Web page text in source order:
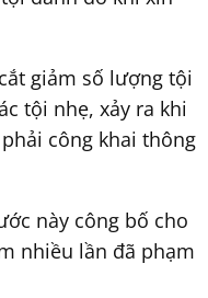
giảm số lượng tội
tội nhẹ, xảy ra khi
công khai thông
này công bố cho
nhiều lần đã phạm